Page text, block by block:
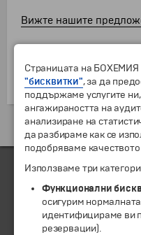
Вижте нашите
Страницата на БОХЕМИЯ
"бисквитки", за да
поддържаме услугите
ангажираността на
анализиране на
да разбираме как се
подобряваме
Използваме три
Функционални
осигурим
идентифицираме ви
резервации).